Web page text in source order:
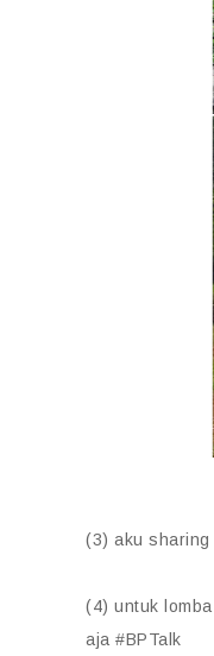
(3) aku sharing
(4) untuk
aja #BPTalk